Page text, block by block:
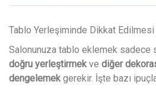
Tablo Yerleşiminde Dikkat
Salonunuza tablo eklemek sadece
doğru yerleştirmek ve diğer
dengelemek gerekir. İşte bazı